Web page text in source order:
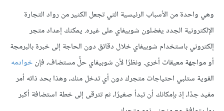
وهي واحدة من الأسباب الرئيسية التي تجعل الكثير من رواد التجارة
الإلكترونية الجدد يفضلون شوبيفاي على غيره. يمكنك إعداد متجر
إلكتروني باستخدام شوبيفاي خلال دقائق دون الحاجة إلى خبرة بالبرمجة
أو مواجهة معيقات أخرى. ونظرًا لأن شوبيفاي حلٌّ مستضاف، فإنخوادمه
القوية ستلبي احتياجات متجرك دون أي تدخل منك، وهذا بحد ذاته أمر
مفيد جدًا، إذ بإمكانك أن تبدأ صغيرًا، ثم تترقى إلى خطة استضافة أكبر